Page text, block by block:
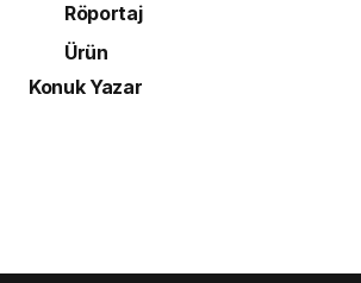
Röportaj
Ürün
Konuk Yazar